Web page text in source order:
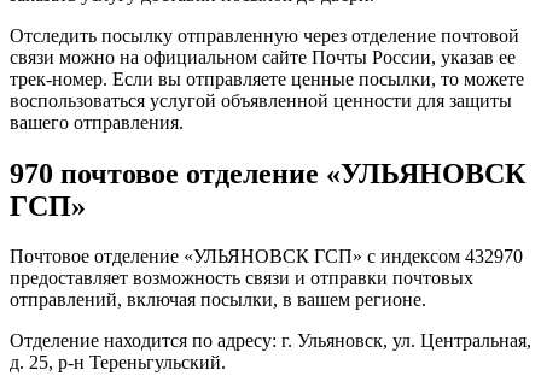
Отследить посылку отправленную через отделение почтовой
связи можно на официальном сайте Почты России, указав ее
трек-номер. Если вы отправляете ценные посылки, то можете
воспользоваться услугой объявленной ценности для защиты
вашего отправления.
970 почтовое отделение «УЛЬЯНОВСК
ГСП»
Почтовое отделение «УЛЬЯНОВСК ГСП» с индексом 432970
предоставляет возможность связи и отправки почтовых
отправлений, включая посылки, в вашем регионе.
Отделение находится по адресу: г. Ульяновск, ул. Центральная,
д. 25, р-н Тереньгульский.